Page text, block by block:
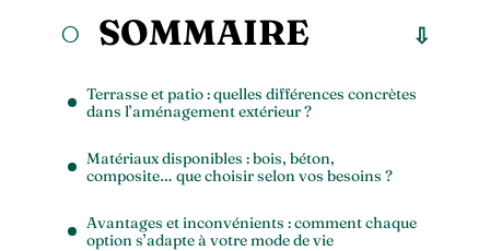
SOMMAIRE
Terrasse et patio : quelles différences concrètes
dans l’aménagement extérieur ?
Matériaux disponibles : bois, béton,
composite… que choisir selon vos besoins ?
Avantages et inconvénients : comment chaque
option s’adapte à votre mode de vie